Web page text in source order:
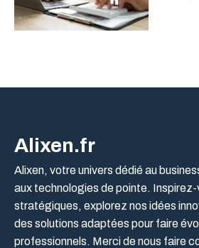
Alixen.fr
Alixen, votre univers dédié au
aux technologies de pointe. Inspirez-
stratégiques, explorez nos idées
des solutions adaptées pour faire
professionnels. Merci de nous faire